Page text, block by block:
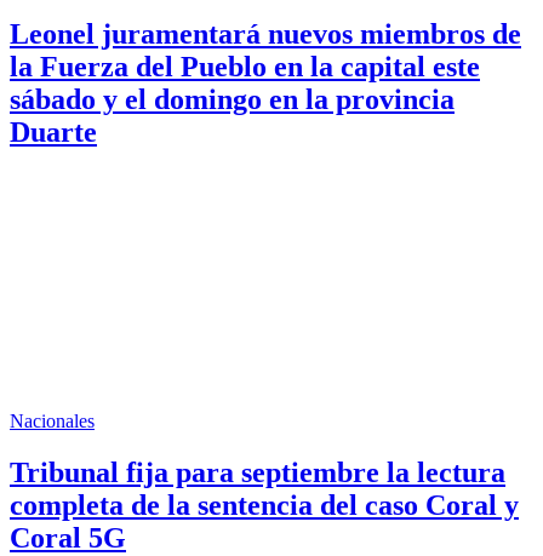
Leonel juramentará nuevos miembros de
la Fuerza del Pueblo en la capital este
sábado y el domingo en la provincia
Duarte
Nacionales
Tribunal fija para septiembre la lectura
completa de la sentencia del caso Coral y
Coral 5G